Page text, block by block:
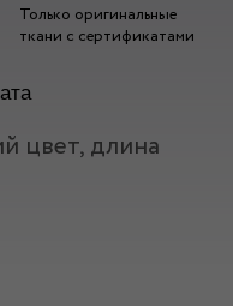
Только оригинальные
ткани с сертификатами
цвет, длина